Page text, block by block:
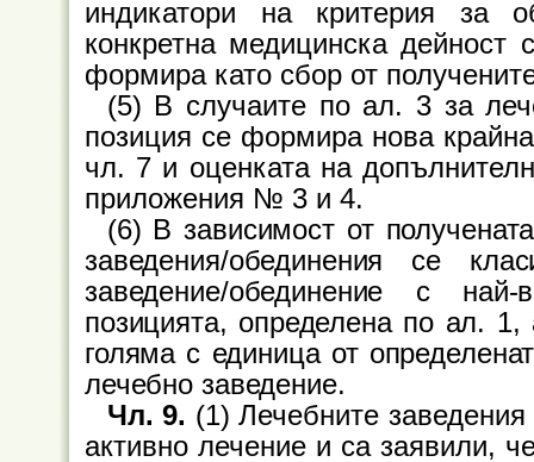
индикатори на критерия за
конкретна медицинска
формира като сбор от
(5) В случаите по ал. 3 за
позиция се формира нова
чл. 7 и оценката на
приложения № 3 и 4.
(6) В зависимост от
заведения/обединения се
заведение/обединение с
позицията, определена по ал.
голяма с единица от
лечебно заведение.
Чл. 9. (1) Лечебните
активно лечение и са заявили,